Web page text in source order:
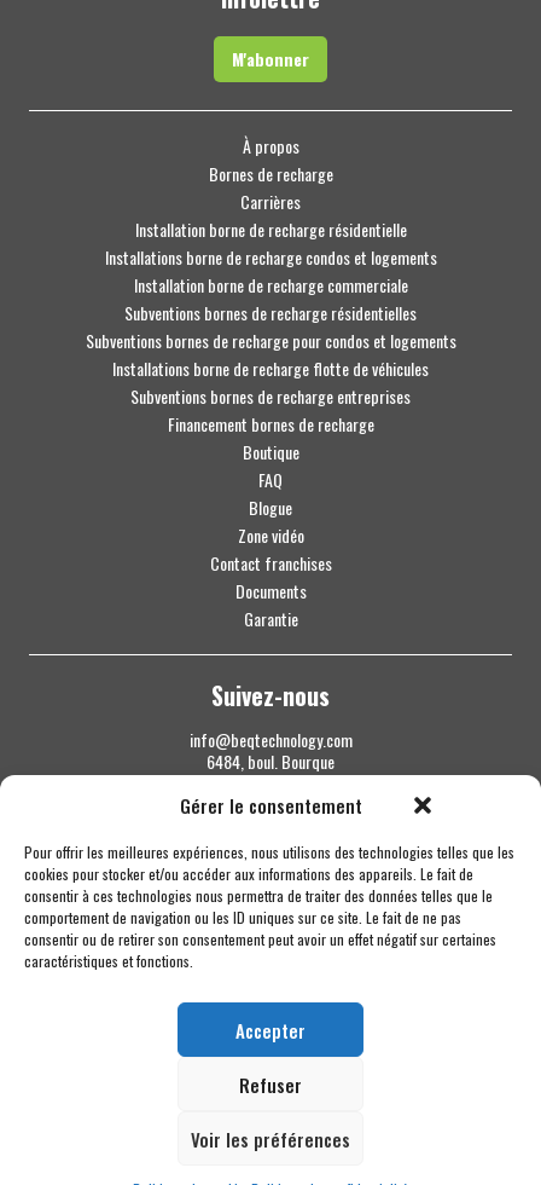
Gérer le consentement
Pour offrir les meilleures expériences, nous utilisons des technologies telles que les
cookies pour stocker et/ou accéder aux informations des appareils. Le fait de
consentir à ces technologies nous permettra de traiter des données telles que le
comportement de navigation ou les ID uniques sur ce site. Le fait de ne pas
consentir ou de retirer son consentement peut avoir un effet négatif sur certaines
caractéristiques et fonctions.
Accepter
Refuser
Voir les préférences
M'abonner
À propos
Bornes de recharge
Carrières
Installation borne de recharge résidentielle
Installations borne de recharge condos et logements
Installation borne de recharge commerciale
Subventions bornes de recharge résidentielles
Subventions bornes de recharge pour condos et logements
Installations borne de recharge flotte de véhicules
Subventions bornes de recharge entreprises
Financement bornes de recharge
Boutique
FAQ
Blogue
Zone vidéo
Contact franchises
Documents
Garantie
Suivez-nous
info@beqtechnology.com
6484, boul. Bourque
Sherbrooke QC J1N 1H3
1 844 427-7800